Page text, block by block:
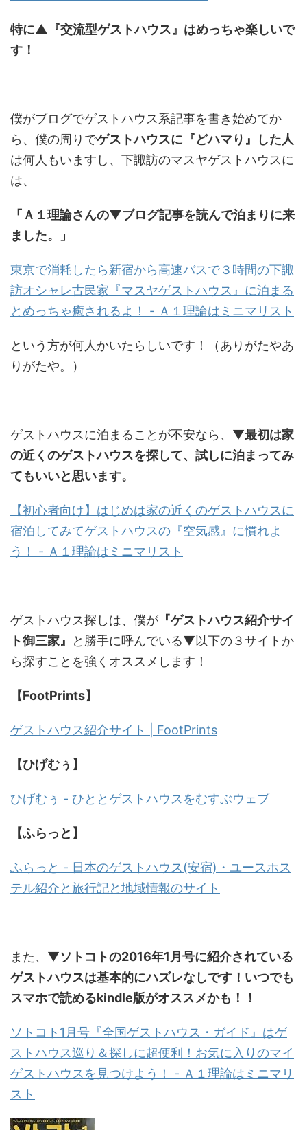
特に▲『交流型ゲストハウス』はめっちゃ楽しいで
す！
僕がブログでゲストハウス系記事を書き始めてか
ら、僕の周りでゲストハウスに『どハマり』した人
は何人もいますし、下諏訪のマスヤゲストハウスに
は、
「Ａ１理論さんの▼ブログ記事を読んで泊まりに来
ました。」
東京で消耗したら新宿から高速バスで３時間の下諏
訪オシャレ古民家『マスヤゲストハウス』に泊まる
とめっちゃ癒されるよ！ - Ａ１理論はミニマリスト
という方が何人かいたらしいです！（ありがたやあ
りがたや。）
ゲストハウスに泊まることが不安なら、▼最初は家
の近くのゲストハウスを探して、試しに泊まってみ
てもいいと思います。
【初心者向け】はじめは家の近くのゲストハウスに
宿泊してみてゲストハウスの『空気感』に慣れよ
う！ - Ａ１理論はミニマリスト
ゲストハウス探しは、僕が 『ゲストハウス紹介サイ
ト御三家』
と勝手に呼んでいる▼以下の３サイトか
ら探すことを強くオススメします！
【FootPrints】
ゲストハウス紹介サイト | FootPrints
【ひげむぅ】
ひげむぅ - ひととゲストハウスをむすぶウェブ
【ふらっと】
ふらっと - 日本のゲストハウス(安宿)・ユースホス
テル紹介と旅行記と地域情報のサイト
また、▼ソトコトの2016年1月号に紹介されている
ゲストハウスは基本的にハズレなしです！いつでも
スマホで読めるkindle版がオススメかも！！
ソトコト1月号『全国ゲストハウス・ガイド』はゲ
ストハウス巡り＆探しに超便利！お気に入りのマイ
ゲストハウスを見つけよう！ - Ａ１理論はミニマリ
スト